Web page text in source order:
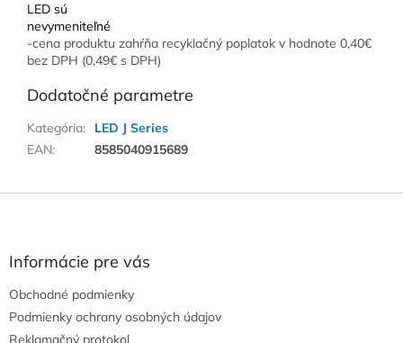
LED sú
nevymeniteľné
-cena produktu zahŕňa recyklačný poplatok v hodnote 0,40€
bez DPH (0,49€ s DPH)
Dodatočné parametre
Kategória:
LED J Series
EAN: 8585040915689
Informácie pre vás
Obchodné podmienky
Podmienky ochrany osobných údajov
Reklamačný protokol